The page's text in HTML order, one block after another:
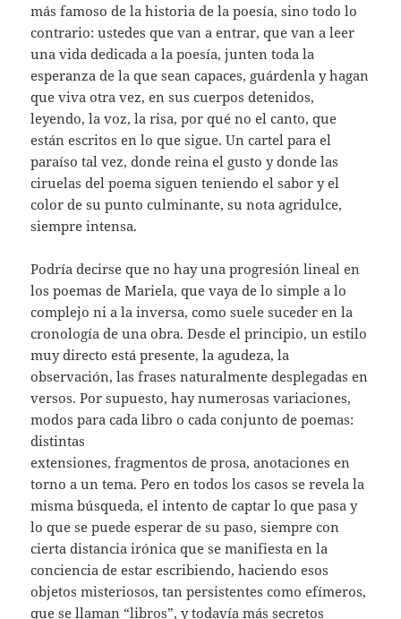
más famoso de la historia de la poesía, sino todo lo
contrario: ustedes que van a entrar, que van a leer
una vida dedicada a la poesía, junten toda la
esperanza de la que sean capaces, guárdenla y hagan
que viva otra vez, en sus cuerpos detenidos,
leyendo, la voz, la risa, por qué no el canto, que
están escritos en lo que sigue. Un cartel para el
paraíso tal vez, donde reina el gusto y donde las
ciruelas del poema siguen teniendo el sabor y el
color de su punto culminante, su nota agridulce,
siempre intensa.
Podría decirse que no hay una progresión lineal en
los poemas de Mariela, que vaya de lo simple a lo
complejo ni a la inversa, como suele suceder en la
cronología de una obra. Desde el principio, un estilo
muy directo está presente, la agudeza, la
observación, las frases naturalmente desplegadas en
versos. Por supuesto, hay numerosas variaciones,
modos para cada libro o cada conjunto de poemas:
distintas
extensiones, fragmentos de prosa, anotaciones en
torno a un tema. Pero en todos los casos se revela la
misma búsqueda, el intento de captar lo que pasa y
lo que se puede esperar de su paso, siempre con
cierta distancia irónica que se manifiesta en la
conciencia de estar escribiendo, haciendo esos
objetos misteriosos, tan persistentes como efímeros,
que se llaman “libros”, y todavía más secretos